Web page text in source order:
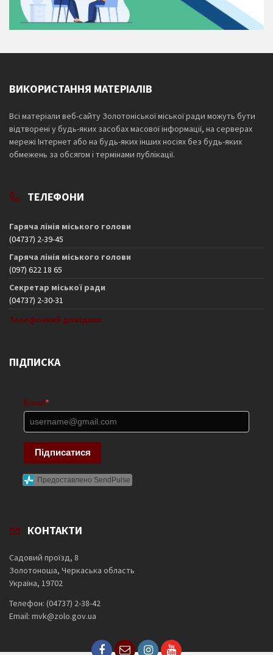
ВИКОРИСТАННЯ МАТЕРІАЛІВ
Всі матеріали веб-сайту Золотоніської міської ради можуть бути
відтворені у будь-яких засобах масової інформації, на серверах
мережі Інтернет або на будь-яких інших носіях без будь-яких
обмежень за обсягом і термінами публікації.
ТЕЛЕФОНИ
Гаряча лінія міського голови
(04737) 2-39-45
Гаряча лінія міського голови
(097) 622 18 65
Секретар міської ради
(04737) 2-30-31
Телефонний довідник
ПІДПИСКА
Email *
Підписатися
Предоставлено SendPulse
КОНТАКТИ
Садовий проїзд, 8
Золотоноша, Черкаська область
Україна, 19702
Телефон: (04737) 2-38-42
Email: mvk@zolo.gov.ua